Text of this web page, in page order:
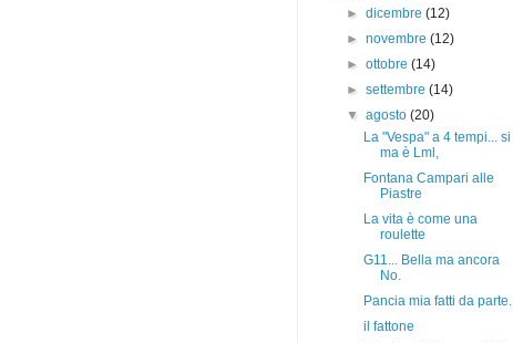
►dicembre(12)
►novembre(12)
►ottobre(14)
►settembre(14)
▼agosto(20)
La "Vespa" a 4 tempi... si
ma è Lml,
Fontana Campari alle
Piastre
La vita è come una
roulette
G11... Bella ma ancora
No.
Pancia mia fatti da parte.
il fattone